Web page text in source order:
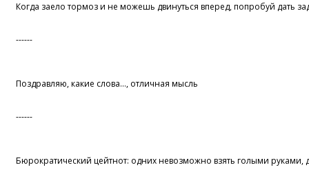
Когда заело тормоз и не можешь двинуться вперед, попробуй дать
------
Поздравляю, какие слова..., отличная мысль
------
Бюрократический цейтнот: одних невозможно взять голыми руками,